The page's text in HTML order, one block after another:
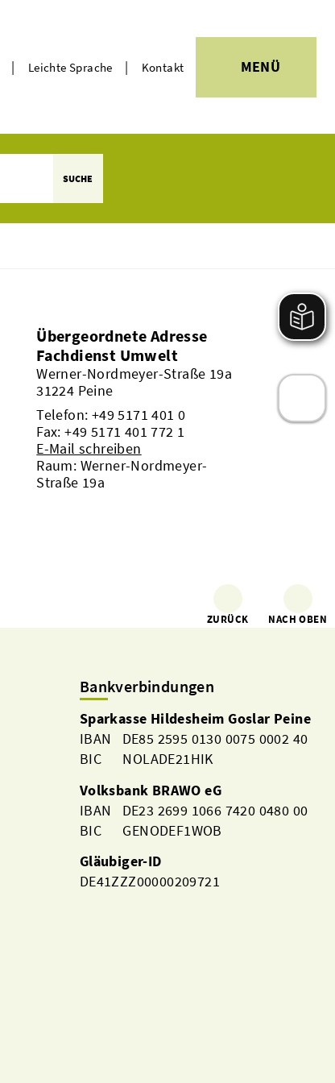
| Leichte Sprache | Kontakt MENÜ
SUCHE
Übergeordnete Adresse
Fachdienst Umwelt
Werner-Nordmeyer-Straße 19a
31224 Peine
Telefon: +49 5171 401 0
Fax: +49 5171 401 772 1
E-Mail schreiben
Raum: Werner-Nordmeyer-
Straße 19a
ZURÜCK NACH OBEN
Bankverbindungen
Sparkasse Hildesheim Goslar Peine
IBAN DE85 2595 0130 0075 0002 40
BIC NOLADE21HIK
Volksbank BRAWO eG
IBAN DE23 2699 1066 7420 0480 00
BIC GENODEF1WOB
Gläubiger-ID
DE41ZZZ00000209721